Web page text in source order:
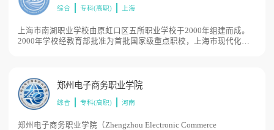
综合 专科(高职) 上海
上海市南湖职业学校由原虹口区五所职业学校于2000年组建而成。
2000年学校经教育部批准为首批国家级重点职校，上海市现代化标
海市学生行为规范示范校、上海市工人先锋号、上海市模范职工之家
等国家级、市级荣誉百余项，占地面积138亩。
郑州电子商务职业学院
综合 专科(高职) 河南
郑州电子商务职业学院（Zhengzhou Electronic Commerce